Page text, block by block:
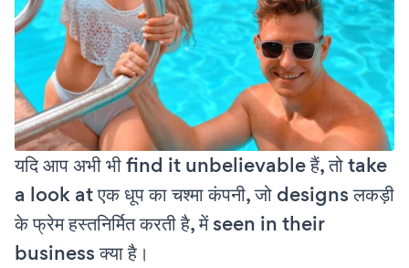
यदि आप अभी भी find it unbelievable हैं, तो take
a look at एक धूप का चश्मा कंपनी, जो designs लकड़ी
के फ्रेम हस्तनिर्मित करती है, में seen in their
business क्या है।